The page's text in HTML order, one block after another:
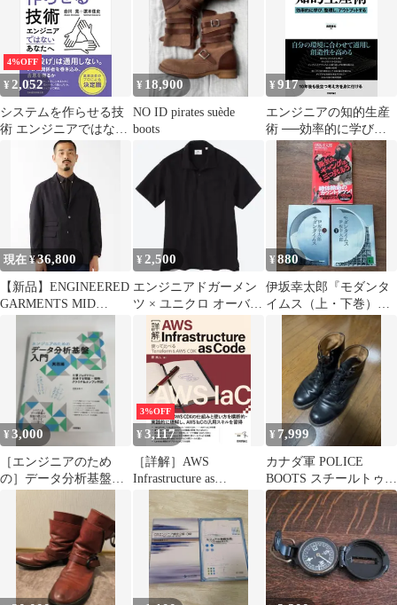
4%OFF
¥ 2,052
システムを作らせる技
術 エンジニアではない
¥ 18,900
NO ID pirates suède
boots
¥917
エンジニアの知的生産
術 ──効率的に学び、
整理し、アウトプット
する (WEB+DB PRESS
プラスシリーズ)
現在 ¥36,800
【新品】ENGINEERED
GARMENTS MID
¥2,500
エンジニアドガーメン
ツ × ユニクロ オーバー
サイズポロシャツ ブラ
ック S
¥880
伊坂幸太郎『モダンタ
イムス（上・下巻）』
『陽気なギャングは三
つ数えろ』
¥3,000
［エンジニアのため
の］データ分析基盤入
ダクトに共通する理論×
3%OFF
¥3,117
［詳解］AWS
Infrastructure as
Code――使って比べる
Terraform＆AWS CDK
(エンジニア選書)
¥ 7,999
カナダ軍 POLICE
BOOTS スチールトゥ
ミリタリー 28.5cm